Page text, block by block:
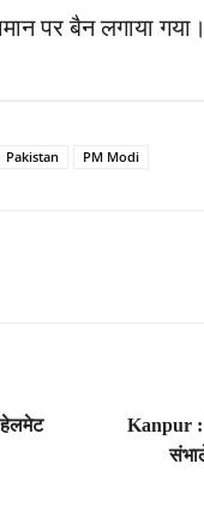
पर बैन लगाया गया।
Pakistan PM Modi
Kanpur :